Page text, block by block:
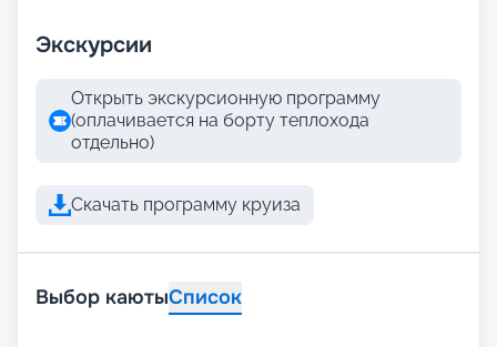
Экскурсии
Открыть экскурсионную программу
(оплачивается на борту теплохода
отдельно)
Скачать программу круиза
Выбор каютыСписок